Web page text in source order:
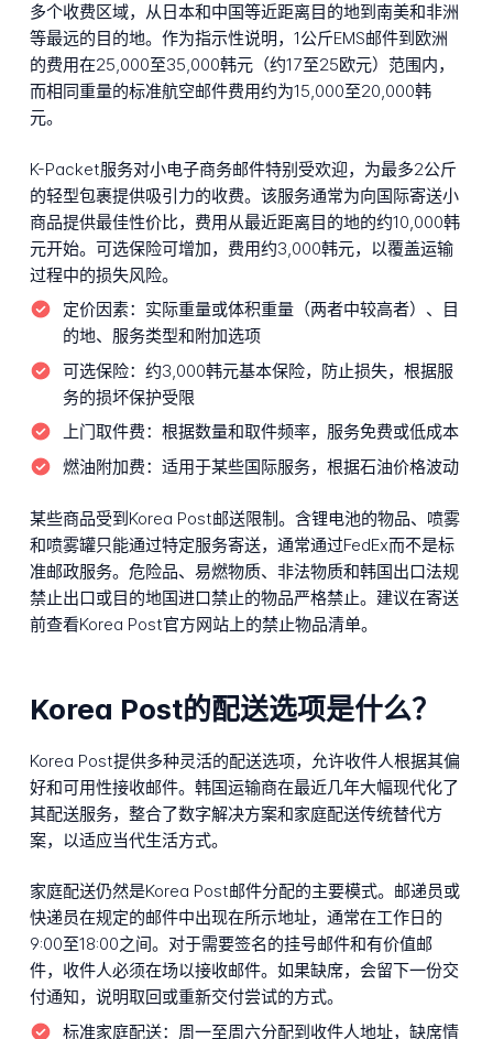
多个收费区域，从日本和中国等近距离目的地到南美和非洲
等最远的目的地。作为指示性说明，1公斤EMS邮件到欧洲
的费用在25,000至35,000韩元（约17至25欧元）范围内，
而相同重量的标准航空邮件费用约为15,000至20,000韩
元。
K-Packet服务对小电子商务邮件特别受欢迎，为最多2公斤
的轻型包裹提供吸引力的收费。该服务通常为向国际寄送小
商品提供最佳性价比，费用从最近距离目的地的约10,000韩
元开始。可选保险可增加，费用约3,000韩元，以覆盖运输
过程中的损失风险。
定价因素： 实际重量或体积重量（两者中较高者）、目
的地、服务类型和附加选项
可选保险： 约3,000韩元基本保险，防止损失，根据服
务的损坏保护受限
上门取件费： 根据数量和取件频率，服务免费或低成本
燃油附加费： 适用于某些国际服务，根据石油价格波动
某些商品受到Korea Post邮送限制。含锂电池的物品、喷雾
和喷雾罐只能通过特定服务寄送，通常通过FedEx而不是标
准邮政服务。危险品、易燃物质、非法物质和韩国出口法规
禁止出口或目的地国进口禁止的物品严格禁止。建议在寄送
前查看Korea Post官方网站上的禁止物品清单。
Korea Post的配送选项是什么？
Korea Post提供多种灵活的配送选项，允许收件人根据其偏
好和可用性接收邮件。韩国运输商在最近几年大幅现代化了
其配送服务，整合了数字解决方案和家庭配送传统替代方
案，以适应当代生活方式。
家庭配送仍然是Korea Post邮件分配的主要模式。邮递员或
快递员在规定的邮件中出现在所示地址，通常在工作日的
9:00至18:00之间。对于需要签名的挂号邮件和有价值邮
件，收件人必须在场以接收邮件。如果缺席，会留下一份交
付通知，说明取回或重新交付尝试的方式。
标准家庭配送： 周一至周六分配到收件人地址，缺席情